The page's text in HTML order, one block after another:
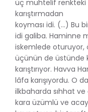
üç muhtelif renkteki
karıştırmadan
koyması idi. (...) Bu
idi galiba. Haminne
iskemlede
üçünün de üstünde
karıştırıyor. Havva
lâfa karışıyordu. O
ilkbaharda sıhhat
kara üzümlü ve